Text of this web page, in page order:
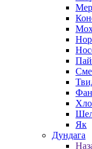
Як
Дундага